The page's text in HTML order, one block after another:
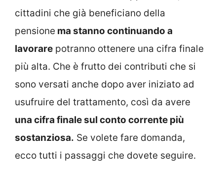
cittadini che già beneficiano della
pensione ma stanno continuando a
lavorare potranno ottenere una cifra finale
più alta. Che è frutto dei contributi che si
sono versati anche dopo aver iniziato ad
usufruire del trattamento, così da avere
una cifra finale sul conto corrente più
sostanziosa. Se volete fare domanda,
ecco tutti i passaggi che dovete seguire.